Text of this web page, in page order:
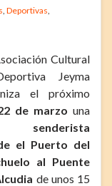
Deportivas
Cultural
Jeyma
el próximo
de marzo una
senderista
el Puerto del
al Puente
de unos 15